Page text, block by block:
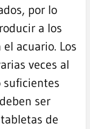
por lo
a los
acuario. Los
veces al
suficientes
ser
de